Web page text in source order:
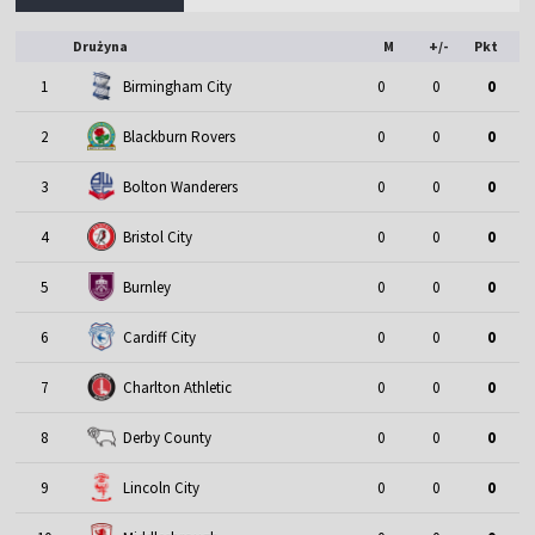
Drużyna M +/- Pkt
1 Birmingham City 0 0 0
2 Blackburn Rovers 0 0 0
3 Bolton Wanderers 0 0 0
4 Bristol City 0 0 0
5 Burnley 0 0 0
6 Cardiff City 0 0 0
7 Charlton Athletic 0 0 0
8 Derby County 0 0 0
9 Lincoln City 0 0 0